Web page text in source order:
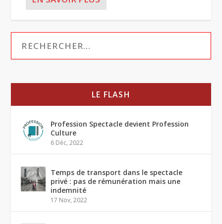
LE FLASH
Profession Spectacle devient Profession
Culture
6 Déc, 2022
Temps de transport dans le spectacle
privé : pas de rémunération mais une
indemnité
17 Nov, 2022